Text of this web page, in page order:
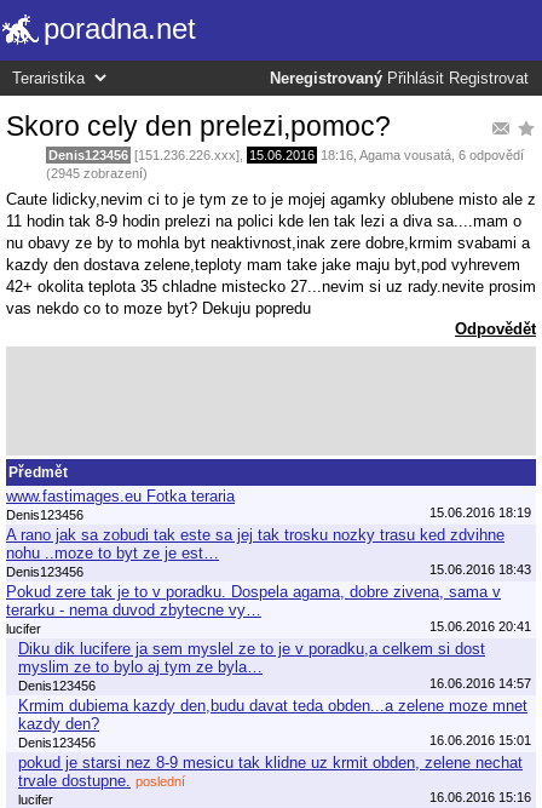
poradna.net
Neregistrovaný Přihlásit Registrovat
Skoro cely den prelezi,pomoc?
Denis123456 [151.236.226.xxx], 15.06.2016 18:16 Agama vousatá , 6 odpovědí
(2945 zobrazení)
Caute lidicky,nevim ci to je tym ze to je mojej agamky oblubene misto ale z
11 hodin tak 8-9 hodin prelezi na polici kde len tak lezi a diva sa....mam o
nu obavy ze by to mohla byt neaktivnost,inak zere dobre,krmim svabami a
kazdy den dostava zelene,teploty mam take jake maju byt,pod vyhrevem
42+ okolita teplota 35 chladne mistecko 27...nevim si uz rady.nevite prosim
vas nekdo co to moze byt? Dekuju popredu
Odpovědět
Předmět
www.fastimages.eu Fotka teraria
Denis123456 15.06.2016 18:19
A rano jak sa zobudi tak este sa jej tak trosku nozky trasu ked zdvihne
nohu ..moze to byt ze je est…
Denis123456 15.06.2016 18:43
Pokud zere tak je to v poradku. Dospela agama, dobre zivena, sama v
terarku - nema duvod zbytecne vy…
lucifer 15.06.2016 20:41
Diku dik lucifere ja sem myslel ze to je v poradku,a celkem si dost
myslim ze to bylo aj tym ze byla…
Denis123456 16.06.2016 14:57
Krmim dubiema kazdy den,budu davat teda obden...a zelene moze mnet
kazdy den?
Denis123456 16.06.2016 15:01
pokud je starsi nez 8-9 mesicu tak klidne uz krmit obden, zelene nechat
trvale dostupne.
poslední
lucifer
16.06.2016 15:16